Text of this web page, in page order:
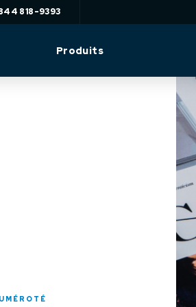
818-9393
Produits